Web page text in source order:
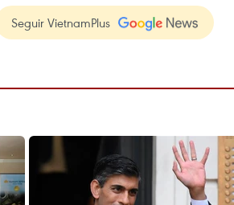
Seguir VietnamPlus